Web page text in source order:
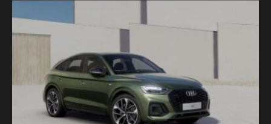
精兵的Celsior一起說分明！#行動星球 #島叔聊天室
芮 #鍾楚紅 #荷蘭…